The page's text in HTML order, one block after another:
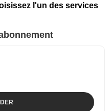
l'un des services